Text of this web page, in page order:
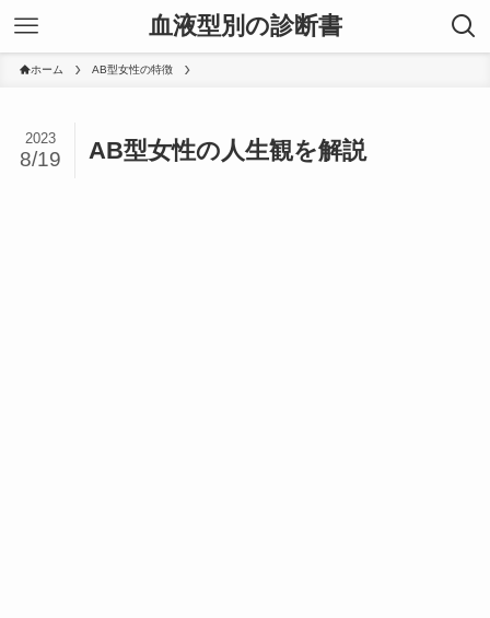
血液型別の診断書
ホーム AB型女性の特徴
AB型女性の人生観を解説
2023
8/19